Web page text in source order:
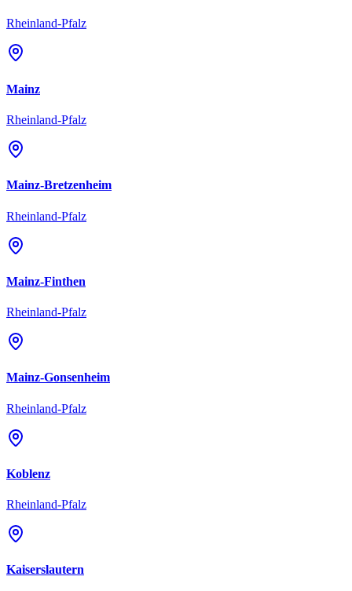
Rheinland-Pfalz
Mainz
Rheinland-Pfalz
Mainz-Bretzenheim
Rheinland-Pfalz
Mainz-Finthen
Rheinland-Pfalz
Mainz-Gonsenheim
Rheinland-Pfalz
Koblenz
Rheinland-Pfalz
Kaiserslautern